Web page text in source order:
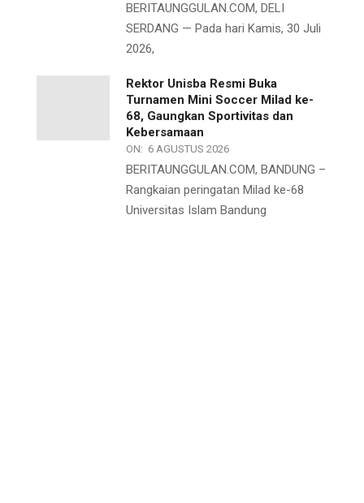
BERITAUNGGULAN.COM, DELI
SERDANG — Pada hari Kamis, 30 Juli
2026,
Rektor Unisba Resmi Buka
Turnamen Mini Soccer Milad ke-
68, Gaungkan Sportivitas dan
Kebersamaan
ON: 6 AGUSTUS 2026
BERITAUNGGULAN.COM, BANDUNG –
Rangkaian peringatan Milad ke-68
Universitas Islam Bandung